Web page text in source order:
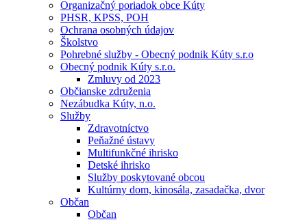
Organizačný poriadok obce Kúty
PHSR, KPSS, POH
Ochrana osobných údajov
Školstvo
Pohrebné služby - Obecný podnik Kúty s.r.o
Obecný podnik Kúty s.r.o.
Zmluvy od 2023
Občianske združenia
Nezábudka Kúty, n.o.
Služby
Zdravotníctvo
Peňažné ústavy
Multifunkčné ihrisko
Detské ihrisko
Služby poskytované obcou
Kultúrny dom, kinosála, zasadačka, dvor
Občan
Občan